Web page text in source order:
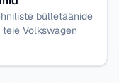
bülletäänide
Volkswagen